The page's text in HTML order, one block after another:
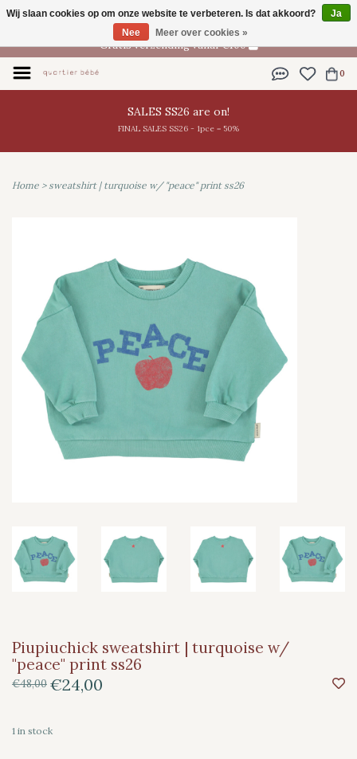
NL
Gratis verzending vanaf €100
0
SALES SS26 are on!
FINAL SALES SS26 - 1pce = 50%
Home >sweatshirt | turquoise w/ "peace" print ss26
Piupiuchick sweatshirt | turquoise w/
"peace" print ss26
€48,00 €24,00
1 in stock
Wij slaan cookies op om onze website te verbeteren. Is dat akkoord?
Ja
Nee
Meer over cookies »